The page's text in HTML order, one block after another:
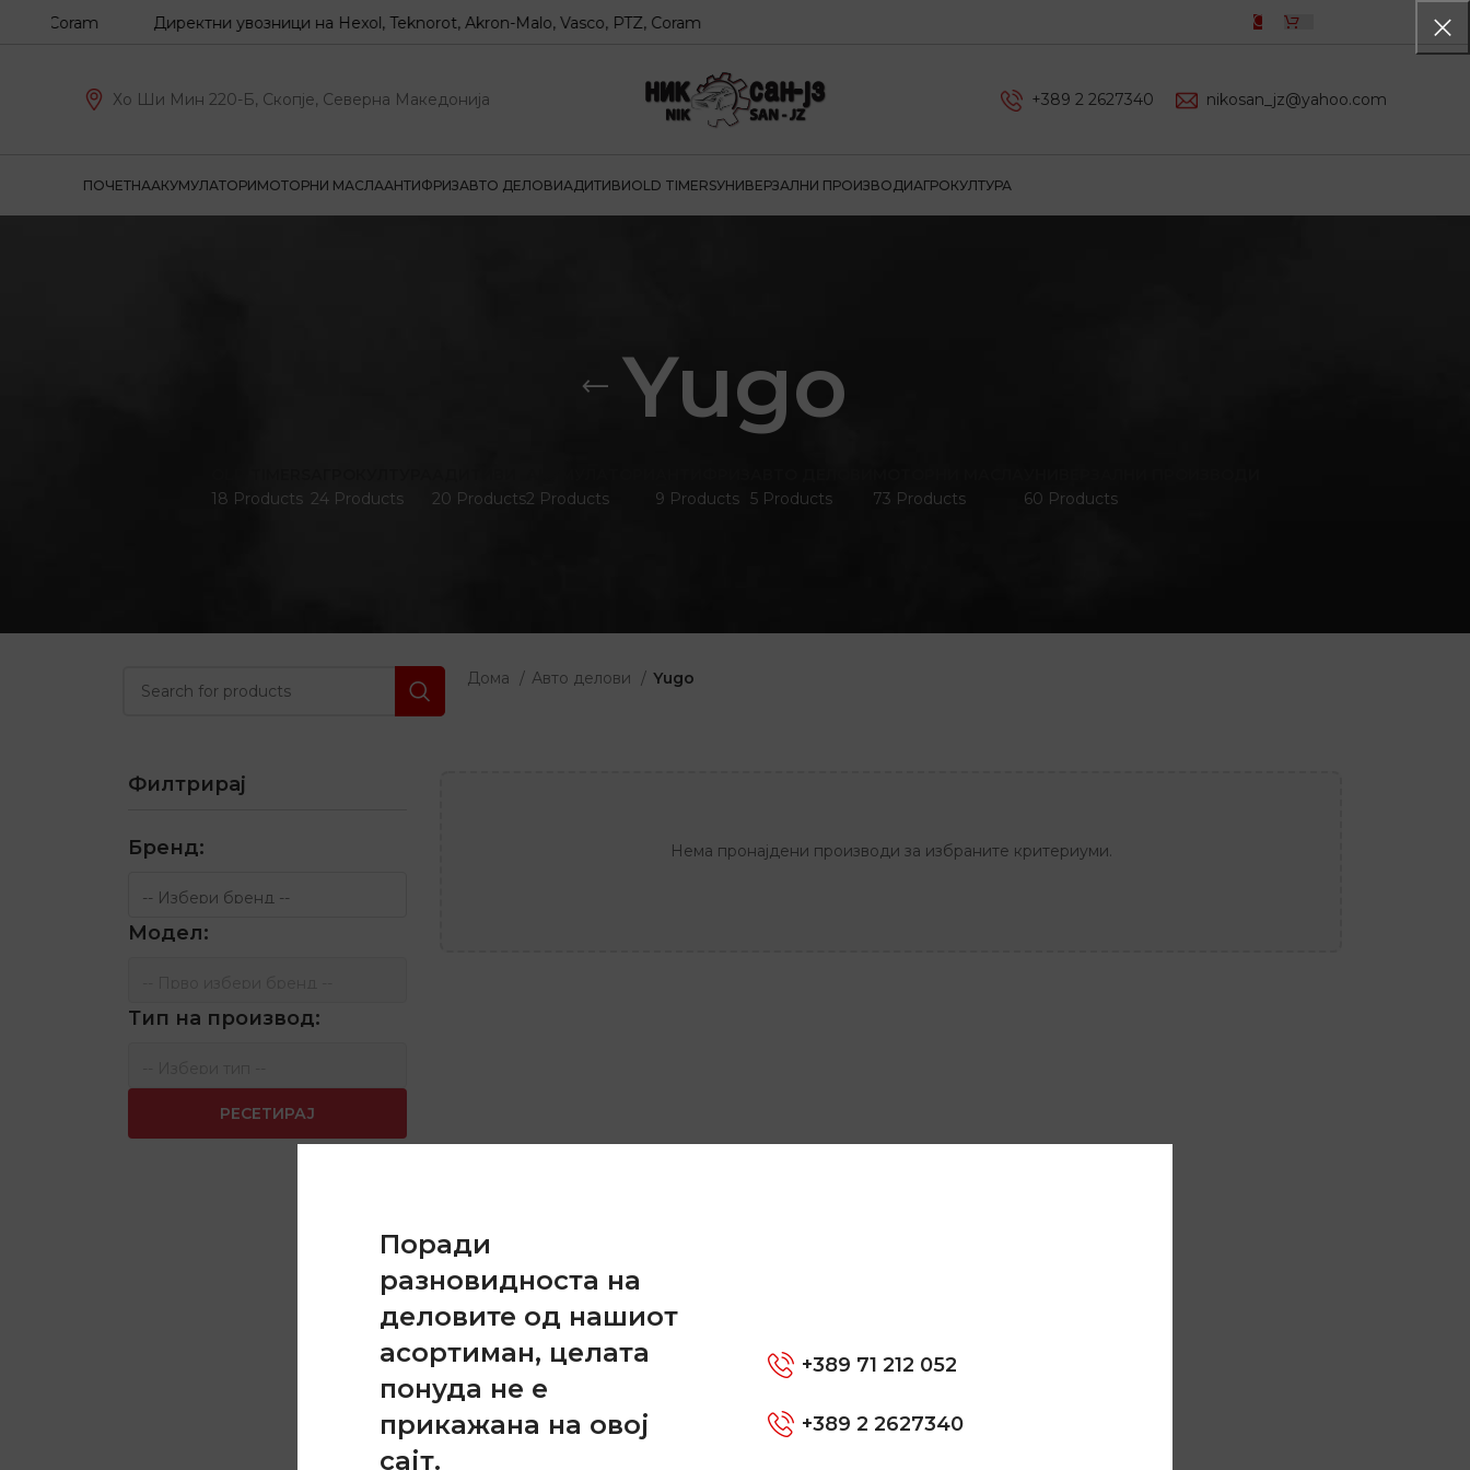
Поради
разновидноста на
деловите од нашиот
асортиман, целата
понуда не е
прикажана на овој
сајт.
+389 71 212 052
+389 2 2627340
Coram Директни увозници на Hexol, Teknorot, Akron-Malo, Vasco, PTZ, Coram
Хо Ши Мин 220-Б, Скопје, Северна Македонија +389 2 2627340 nikosan_jz@yahoo.com
ПОЧЕТНААКУМУЛАТОРИМОТОРНИ МАСЛААНТИФРИЗАВТО ДЕЛОВИАДИТИВИOLD TIMERSУНИВЕРЗАЛНИ ПРОИЗВОДИАГРОКУЛТУРА
Yugo
18 Products 24 Products
20 Products2 Products
9 Products 5 Products
73 Products
60 Products
Дома Авто делови Yugo
Филтрирај
Бренд:
Модел:
Тип на производ:
РЕСЕТИРАЈ
Нема пронајдени производи за избраните критериуми.